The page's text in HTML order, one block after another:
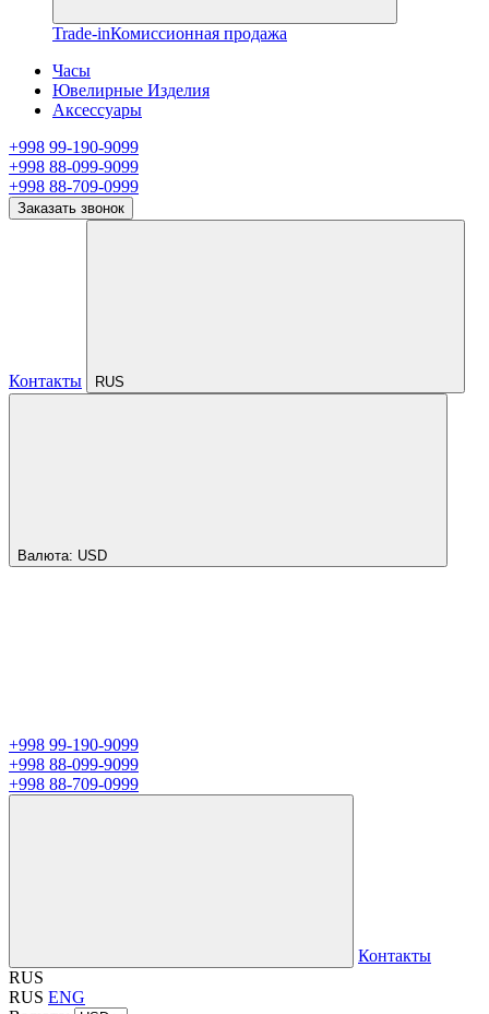
Trade-inКомиссионная продажа
Часы
Ювелирные Изделия
Аксессуары
+998 99-190-9099
+998 88-099-9099
+998 88-709-0999
Заказать звонок
Контакты RUS
Валюта: USD
+998 99-190-9099
+998 88-099-9099
+998 88-709-0999
Контакты
RUS
RUS ENG